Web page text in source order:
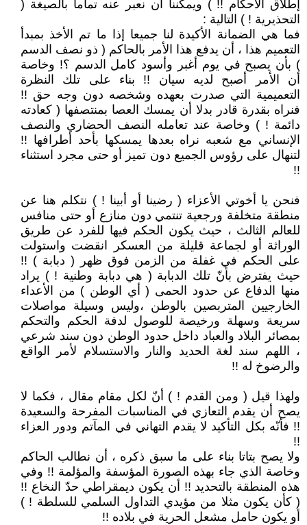
إطلاق الأحكام !! ) ويمكننا أن نعبر عنه تماما بالصيغة (
التحذيرية ! ) التالية :
فما هي الضمانة الأكيدة لنا جميعا إذا ما تم الأخذ بمبدأ
التعميم هذا ، أن يدفع هذا الأمر بالحاكم ( ذو نصف الدسم
) بأن يصبح في يوم أغبر وأسود كامل الدسم ؟! وخاصة
أن الأمر أصبح لديه سيان !! بناء على تلك النظرة
التعميمية التي صدرت بعهده وشخصه دون وجه حق !!
فنراه بقدرة قادر بدلا أن يمسك العصا بمنتصفها ( كعادته
دائمة ! ) وخاصة عند تعامله النصف الحضاري والنصف
الإنساني مع شعبه نراه بعدها يمسكها بأحد أطرافها !!
لتنهال على رؤوس الجميع دون تميز أو حتى مجرد استثناء
!!
فنحن يا أخوتي الأعزاء ( رضينا أو أبينا ! ) نتكلم هنا عن
منطقة متخلفة ورجعية تنتمي دون منازع أو حتى منافس
للعالم الثالث ، حيث يكون الحكم فيها للفرد عن طريق
الوراثة أو لجماعة قليلة من العسكر انقضت واستولت
على الحكم في غفلة من الزمن فوق ظهر ( دبابة ) !!
حيث يفترض بأنّ تلك الدبابة ( هي دبابة وطنية ! ) يراد
منها الدفاع عن حدود الحمى ( أي الوطن ) من الأعداء
الخارجيين المتربصين بالوطن ،وليس وسيلة مواصلات
سريعة وسهلة ورخيصة للوصول لدفة الحكم والتحكم
بمصائر البلاد والعباد داخل حدود الوطن دون سند شرعي
، اللهم سند لغة الحديد والنار والاستسلام لأمر الواقع
والرضوخ له !!
ولهذا قيل ( ومن القدم ! ) أنّ لكل مقام مقال ، فكما لا
يصح أن يقدم التعازي في المناسبات المفرحة والسعيدة
!! فأنّه بكل التأكيد لا يقدم التهاني في المآتم ودور العزاء
!!
ولا يصح بتاتا بناء على ما سبق ذكره ، أن نطالب الحاكم
وخاصة الذي جاء بهذه الصورة المؤسفة والمؤلمة !! وفي
هذه المنطقة بالتحديد !! أن يكون ديمقراطي حدّ النخاع !!
( كأن يكون مثلا من مؤيدي التداول السلمي للسلطة ! )
أو يكون حامل مشعل الحرية في بلاده !!